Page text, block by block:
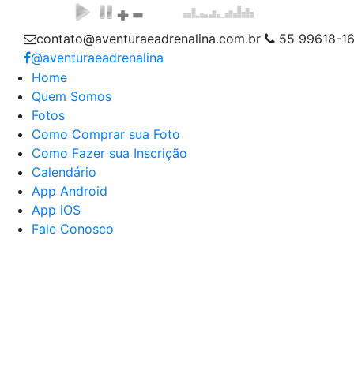
contato@aventuraeadrenalina.com.br
55 99618-
@aventuraeadrenalina
Home
Quem Somos
Fotos
Como Comprar sua Foto
Como Fazer sua Inscrição
Calendário
App Android
App iOS
Fale Conosco